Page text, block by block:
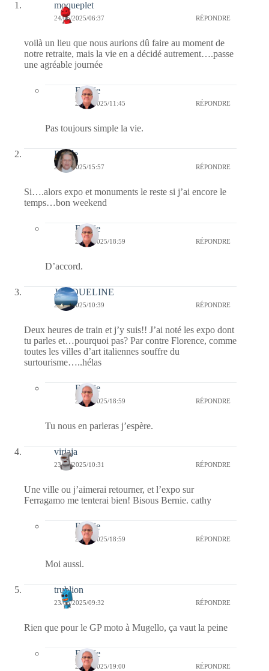
moqueplet
24/05/2025/06:37 RÉPONDRE
voilà un lieu que nous aurions dû faire au moment de
notre retraite, mais la vie en a décidé autrement….passe
une agréable journée
Bernie
25/05/2025/11:45 RÉPONDRE
Pas toujours simple la vie.
Renée
23/05/2025/15:57 RÉPONDRE
Si….alors expo et monuments le reste si j’ai encore le
temps…bon weekend
Bernie
23/05/2025/18:59 RÉPONDRE
D’accord.
JACQUELINE
23/05/2025/10:39 RÉPONDRE
Deux heures de train et j’y suis!! J’ai noté les expo dont
tu parles et…pourquoi pas? Par contre Florence, comme
toutes les villes d’art italiennes souffre du
surtourisme…..hélas
Bernie
23/05/2025/18:59 RÉPONDRE
Tu nous en parleras j’espère.
virjaja
23/05/2025/10:31 RÉPONDRE
Une ville ou j’aimerai retourner, et l’expo sur
Ferragamo me tenterai bien! Bisous Bernie. cathy
Bernie
23/05/2025/18:59 RÉPONDRE
Moi aussi.
trublion
23/05/2025/09:32 RÉPONDRE
Rien que pour le GP moto à Mugello, ça vaut la peine
Bernie
23/05/2025/19:00 RÉPONDRE